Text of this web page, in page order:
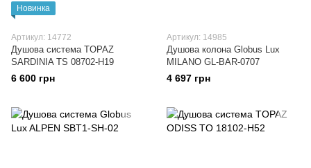
Новинка
Артикул: 14772
Душова система TOPAZ
SARDINIA TS 08702-H19
6 600 грн
Артикул: 14985
Душова колона Globus Lux
MILANO GL-BAR-0707
4 697 грн